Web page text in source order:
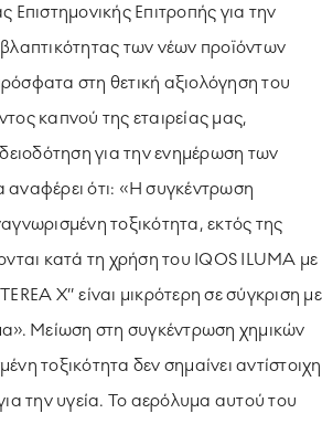
Επιστημονικής Επιτροπής για την
των νέων προϊόντων
στη θετική αξιολόγηση του
καπνού της εταιρείας μας,
για την ενημέρωση των
ότι: «Η συγκέντρωση
τοξικότητα, εκτός της
κατά τη χρήση του IQOS ILUMA με
Χ” είναι μικρότερη σε σύγκριση με
Μείωση στη συγκέντρωση χημικών
τοξικότητα δεν σημαίνει αντίστοιχη
την υγεία. Το αερόλυμα αυτού του